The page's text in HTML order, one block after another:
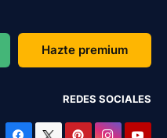
Hazte premium
REDES SOCIALES